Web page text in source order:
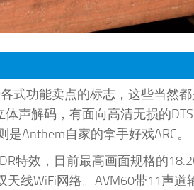
式功能卖点的标志，这些当然
声解码，有面向高清无损的
Anthem自家的拿手好戏ARC。
特效，目前最高画面规格的
线WiFi网络。AVM60带11声